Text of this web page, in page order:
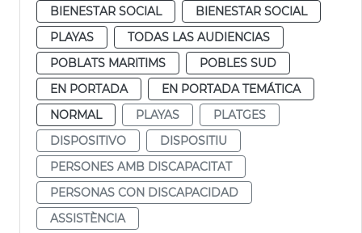
BIENESTAR SOCIAL
BIENESTAR SOCIAL
PLAYAS
TODAS LAS AUDIENCIAS
POBLATS MARITIMS
POBLES SUD
EN PORTADA
EN PORTADA TEMÁTICA
NORMAL
PLAYAS
PLATGES
DISPOSITIVO
DISPOSITIU
PERSONES AMB DISCAPACITAT
PERSONAS CON DISCAPACIDAD
ASSISTÈNCIA